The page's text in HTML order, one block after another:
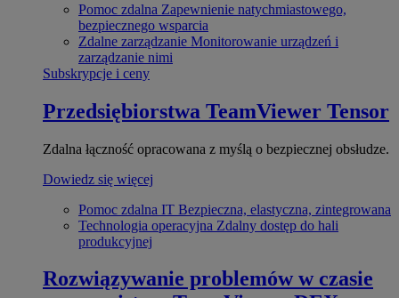
Pomoc zdalna Zapewnienie natychmiastowego,
bezpiecznego wsparcia
Zdalne zarządzanie Monitorowanie urządzeń i
zarządzanie nimi
Subskrypcje i ceny
Przedsiębiorstwa TeamViewer Tensor
Zdalna łączność opracowana z myślą o bezpiecznej obsłudze.
Dowiedz się więcej
Pomoc zdalna IT Bezpieczna, elastyczna, zintegrowana
Technologia operacyjna Zdalny dostęp do hali
produkcyjnej
Rozwiązywanie problemów w czasie